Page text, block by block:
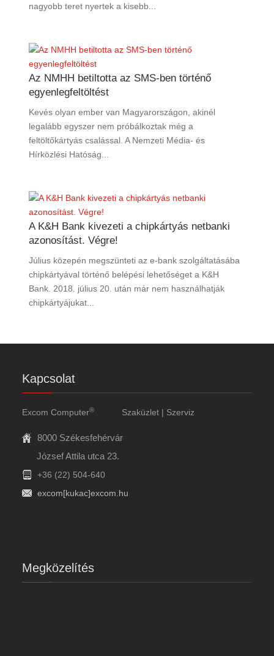
nagyobb teret nyertek a kisebb...
Az NMHH betiltotta az SMS-ben történő
egyenlegfeltöltést
Kevés olyan ember van Magyarországon, akinél
legalább egyszer nem próbálkoztak még a
feltöltőkártyás csalással. A Nemzeti Média- és
Hírközlési Hatóság...
A K&H Bank kivezeti a chipkártyás netbanki
azonosítást. Végre!
Július közepén megszünteti az e-bank szolgáltatásába
chipkártyával történő belépési lehetőséget a K&H
Bank. 2018. július 20. után már nem használhatják
chipkártyájukat...
Kapcsolat
Excom Computer® Szaküzlet | Szerviz
8000 Székesfehérvár
József Attila utca 23.
+36 (22) 504-640
excom[kukac]excom.hu
Megközelítés